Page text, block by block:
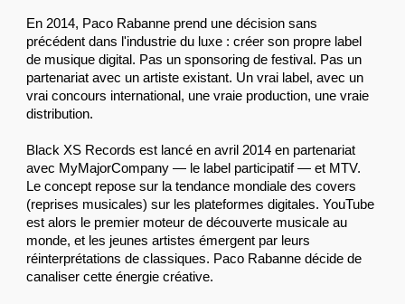
En 2014, Paco Rabanne prend une décision sans
précédent dans l'industrie du luxe : créer son propre label
de musique digital. Pas un sponsoring de festival. Pas un
partenariat avec un artiste existant. Un vrai label, avec un
vrai concours international, une vraie production, une vraie
distribution.
Black XS Records est lancé en avril 2014 en partenariat
avec MyMajorCompany — le label participatif — et MTV.
Le concept repose sur la tendance mondiale des covers
(reprises musicales) sur les plateformes digitales. YouTube
est alors le premier moteur de découverte musicale au
monde, et les jeunes artistes émergent par leurs
réinterprétations de classiques. Paco Rabanne décide de
canaliser cette énergie créative.